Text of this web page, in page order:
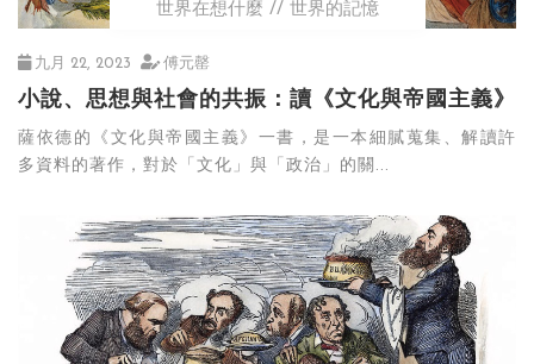
世界在想什麼 世界的記憶
九月 22, 2023 傅元罄
小說、思想與社會的共振：讀《文化與帝國主義》
薩依德的《文化與帝國主義》一書，是一本細膩蒐集、解讀許
多資料的著作，對於「文化」與「政治」的關...